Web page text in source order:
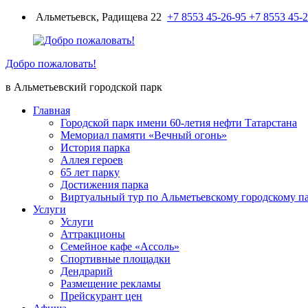
Перейти
содержимому
Альметьевск, Радищева 22 +7 8553 45-26-95 +7 8553 45-
Добро пожаловать!
в Альметьевский городской парк
Главная
Городской парк имени 60-летия нефти Татарстана
Мемориал памяти «Вечный огонь»
История парка
Аллея героев
65 лет парку
Достижения парка
Виртуальный тур по Альметьевскому городскому
Услуги
Услуги
Аттракционы
Семейное кафе «Ассоль»
Спортивные площадки
Дендрарий
Размещение рекламы
Прейскурант цен